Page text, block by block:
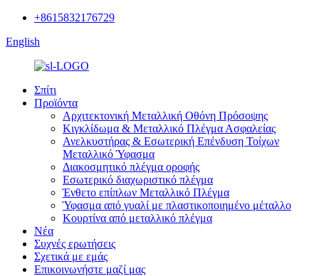
+8615832176729
English
Σπίτι
Προϊόντα
Αρχιτεκτονική Μεταλλική Οθόνη Πρόσοψης
Κιγκλίδωμα & Μεταλλικό Πλέγμα Ασφαλείας
Ανελκυστήρας & Εσωτερική Επένδυση Τοίχων
Μεταλλικό Ύφασμα
Διακοσμητικό πλέγμα οροφής
Εσωτερικό διαχωριστικό πλέγμα
Ένθετο επίπλων Μεταλλικό Πλέγμα
Ύφασμα από γυαλί με πλαστικοποιημένο μέταλλο
Κουρτίνα από μεταλλικό πλέγμα
Νέα
Συχνές ερωτήσεις
Σχετικά με εμάς
Επικοινωνήστε μαζί μας